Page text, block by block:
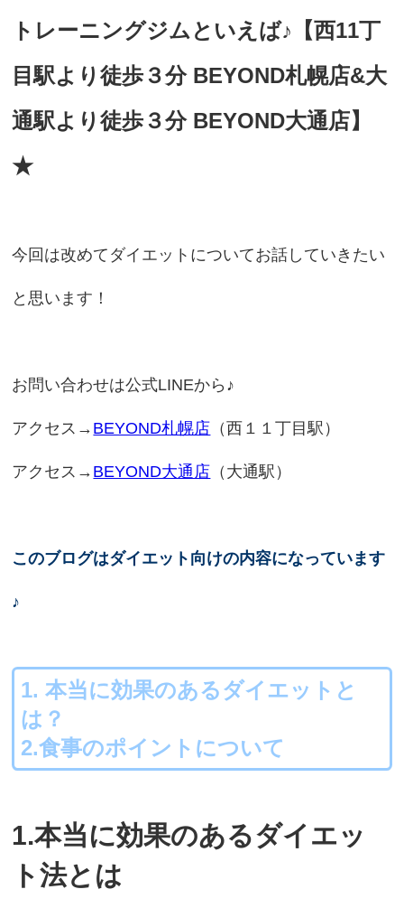
トレーニングジムといえば♪【西11丁
目駅より徒歩３分 BEYOND札幌店&大
通駅より徒歩３分 BEYOND大通店】
★
今回は改めてダイエットについてお話していきたい
と思います！
お問い合わせは公式LINEから♪
アクセス→ BEYOND札幌店 （西１１丁目駅）
アクセス→ BEYOND大通店 （大通駅）
このブログはダイエット向けの内容になっています
♪
1. 本当に効果のあるダイエットと
は？
2.食事のポイントについて
1.本当に効果のあるダイエッ
ト法とは